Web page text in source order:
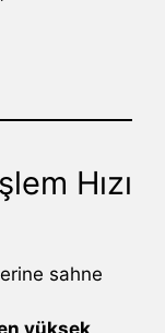
Hızı
sahne
yüksek